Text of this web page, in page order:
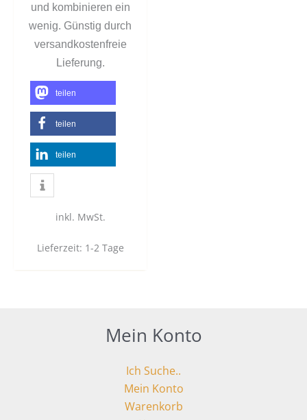
und kombinieren ein
wenig. Günstig durch
versandkostenfreie
Lieferung.
teilen
teilen
teilen
inkl. MwSt.
Lieferzeit: 1-2 Tage
Mein Konto
Ich Suche..
Mein Konto
Warenkorb